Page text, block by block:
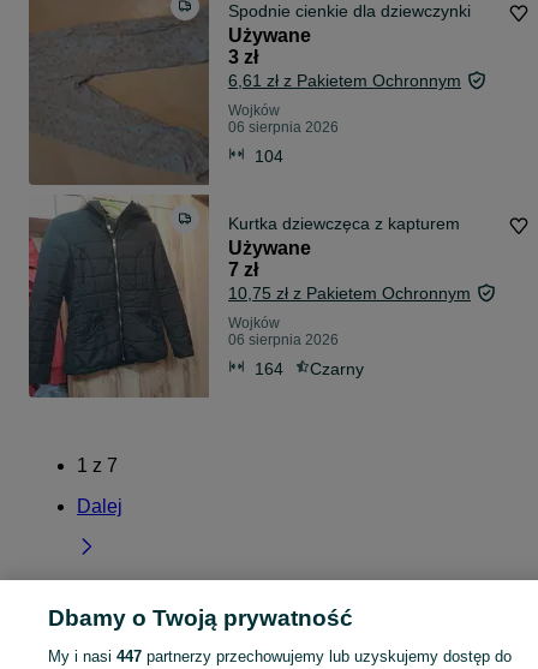
Spodnie cienkie dla dziewczynki
Używane
3 zł
6,61 zł z Pakietem Ochronnym
Wojków
06 sierpnia 2026
104
Kurtka dziewczęca z kapturem
Używane
7 zł
10,75 zł z Pakietem Ochronnym
Wojków
06 sierpnia 2026
164 Czarny
1 z 7
Dalej
Strona główna Wojków
Dbamy o Twoją prywatność
My i nasi 447partnerzy przechowujemy lub uzyskujemy dostęp do